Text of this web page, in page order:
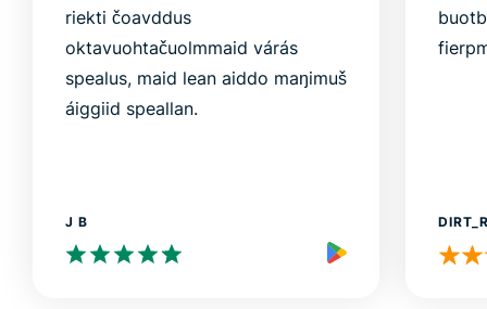
riekti čoavddus
oktavuohtačuolmmaid várás
spealus, maid lean aiddo maŋimuš
áiggiid speallan.
J B